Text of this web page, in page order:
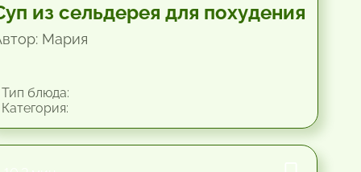
из сельдерея для похудения
Мария
блюда: